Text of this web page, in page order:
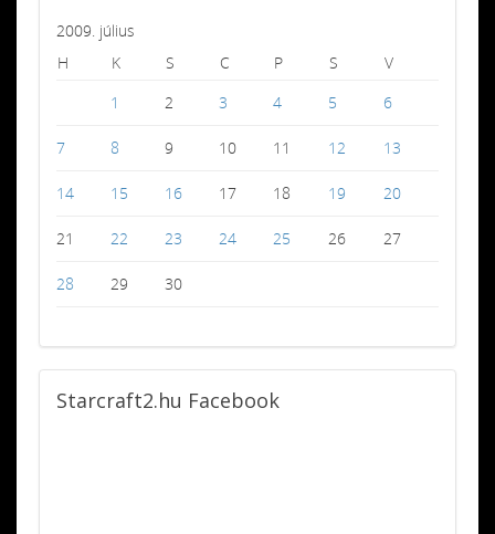
2009. július
H
K S C P S
V
1
2 3 4 5 6
7 8 9 10 11 12 13
14 15 16 17 18 19 20
21 22 23 24 25 26 27
28 29 30
Starcraft2.hu Facebook